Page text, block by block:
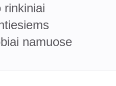
rinkiniai
namuose